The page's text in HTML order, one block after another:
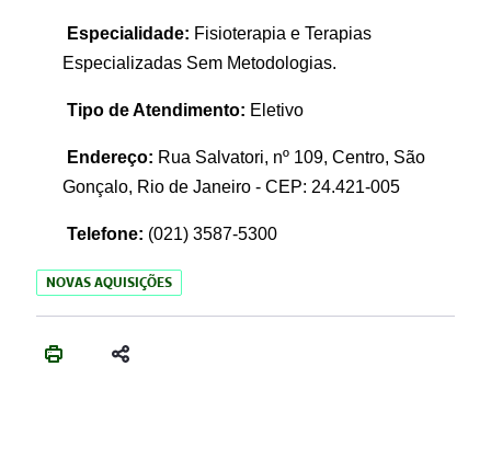
Especialidade: Fisioterapia e Terapias
Especializadas Sem Metodologias.
Tipo de Atendimento: Eletivo
Endereço: Rua Salvatori, nº 109, Centro, São
Gonçalo, Rio de Janeiro - CEP: 24.421-005
Telefone: (021) 3587-5300
NOVAS AQUISIÇÕES